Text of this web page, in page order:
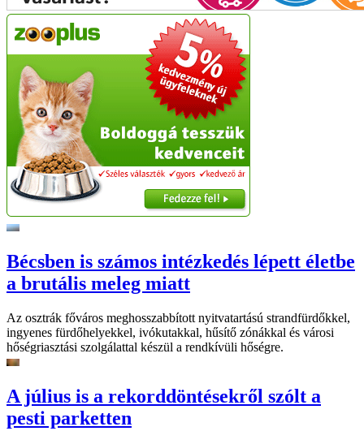
Bécsben is számos intézkedés lépett életbe
a brutális meleg miatt
Az osztrák főváros meghosszabbított nyitvatartású strandfürdőkkel,
ingyenes fürdőhelyekkel, ivókutakkal, hűsítő zónákkal és városi
hőségriasztási szolgálattal készül a rendkívüli hőségre.
A július is a rekorddöntésekről szólt a
pesti parketten